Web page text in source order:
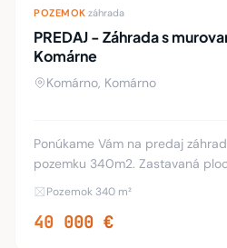
POZEMOK záhrada
PREDAJ - Záhrada s
Komárne
Komárno, Komárno
Ponúkame Vám na predaj
pozemku 340m2. Zastavaná
Podpivničenie: 20 m2. Rovinatý
Pozemok 340 m²
40 000 €